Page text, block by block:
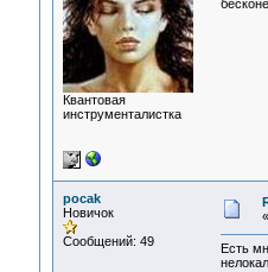
Квантовая
инструменталистка
pocak
Новичок
Сообщений: 49
«
Есть